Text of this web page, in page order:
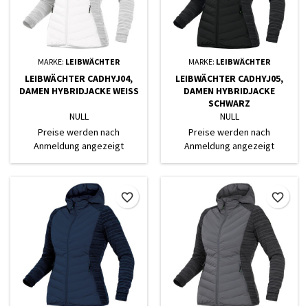
MARKE: LEIBWÄCHTER
LEIBWÄCHTER CADHYJ04,
DAMEN HYBRIDJACKE WEISS
NULL
Preise werden nach
Anmeldung angezeigt
MARKE: LEIBWÄCHTER
LEIBWÄCHTER CADHYJ05,
DAMEN HYBRIDJACKE
SCHWARZ
NULL
Preise werden nach
Anmeldung angezeigt
favorite_border favorite_border